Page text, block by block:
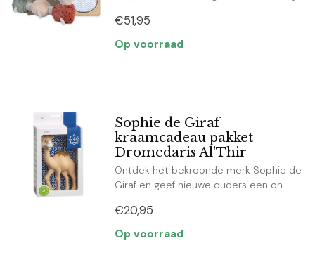
€51,95
Op voorraad
Sophie de Giraf
kraamcadeau pakket
Dromedaris Al'Thir
Ontdek het bekroonde merk Sophie de
Giraf en geef nieuwe ouders een on...
€20,95
Op voorraad